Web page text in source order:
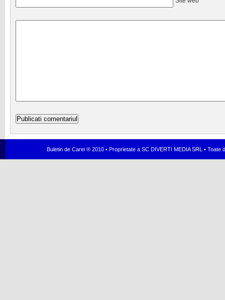
Buletin de Carei ® 2010 • Proprietate a SC DIVERTI MEDIA SRL •